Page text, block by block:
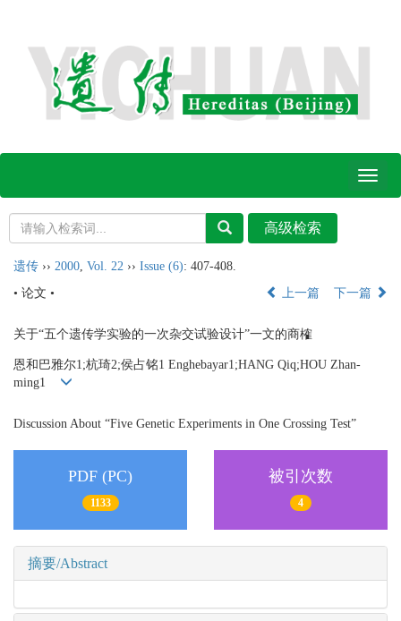
Toggle
遗传 ›› 2000 Vol. 22 ›› Issue (6): 407-408.
• 论文 •
上一篇 下一篇
关于“五个遗传学实验的一次杂交试验设计”一文的商榷
恩和巴雅尔1;杭琦2;侯占铭1 Enghebayar1;HANG Qiq;HOU Zhan-
ming1
Discussion About “Five Genetic Experiments in One Crossing Test”
PDF (PC)
1133
被引次数
4
摘要/Abstract